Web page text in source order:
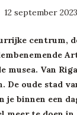
12 september 2023
centrum,
musea. Van
De oude stad
je binnen een